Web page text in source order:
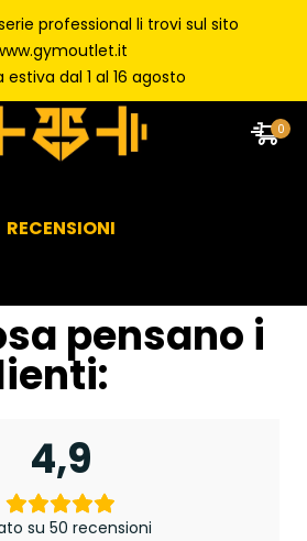
professional li trovi sul sito
estiva dal 1 al 16 agosto
0
RECENSIONI
pensano i
4,9
su 50 recensioni